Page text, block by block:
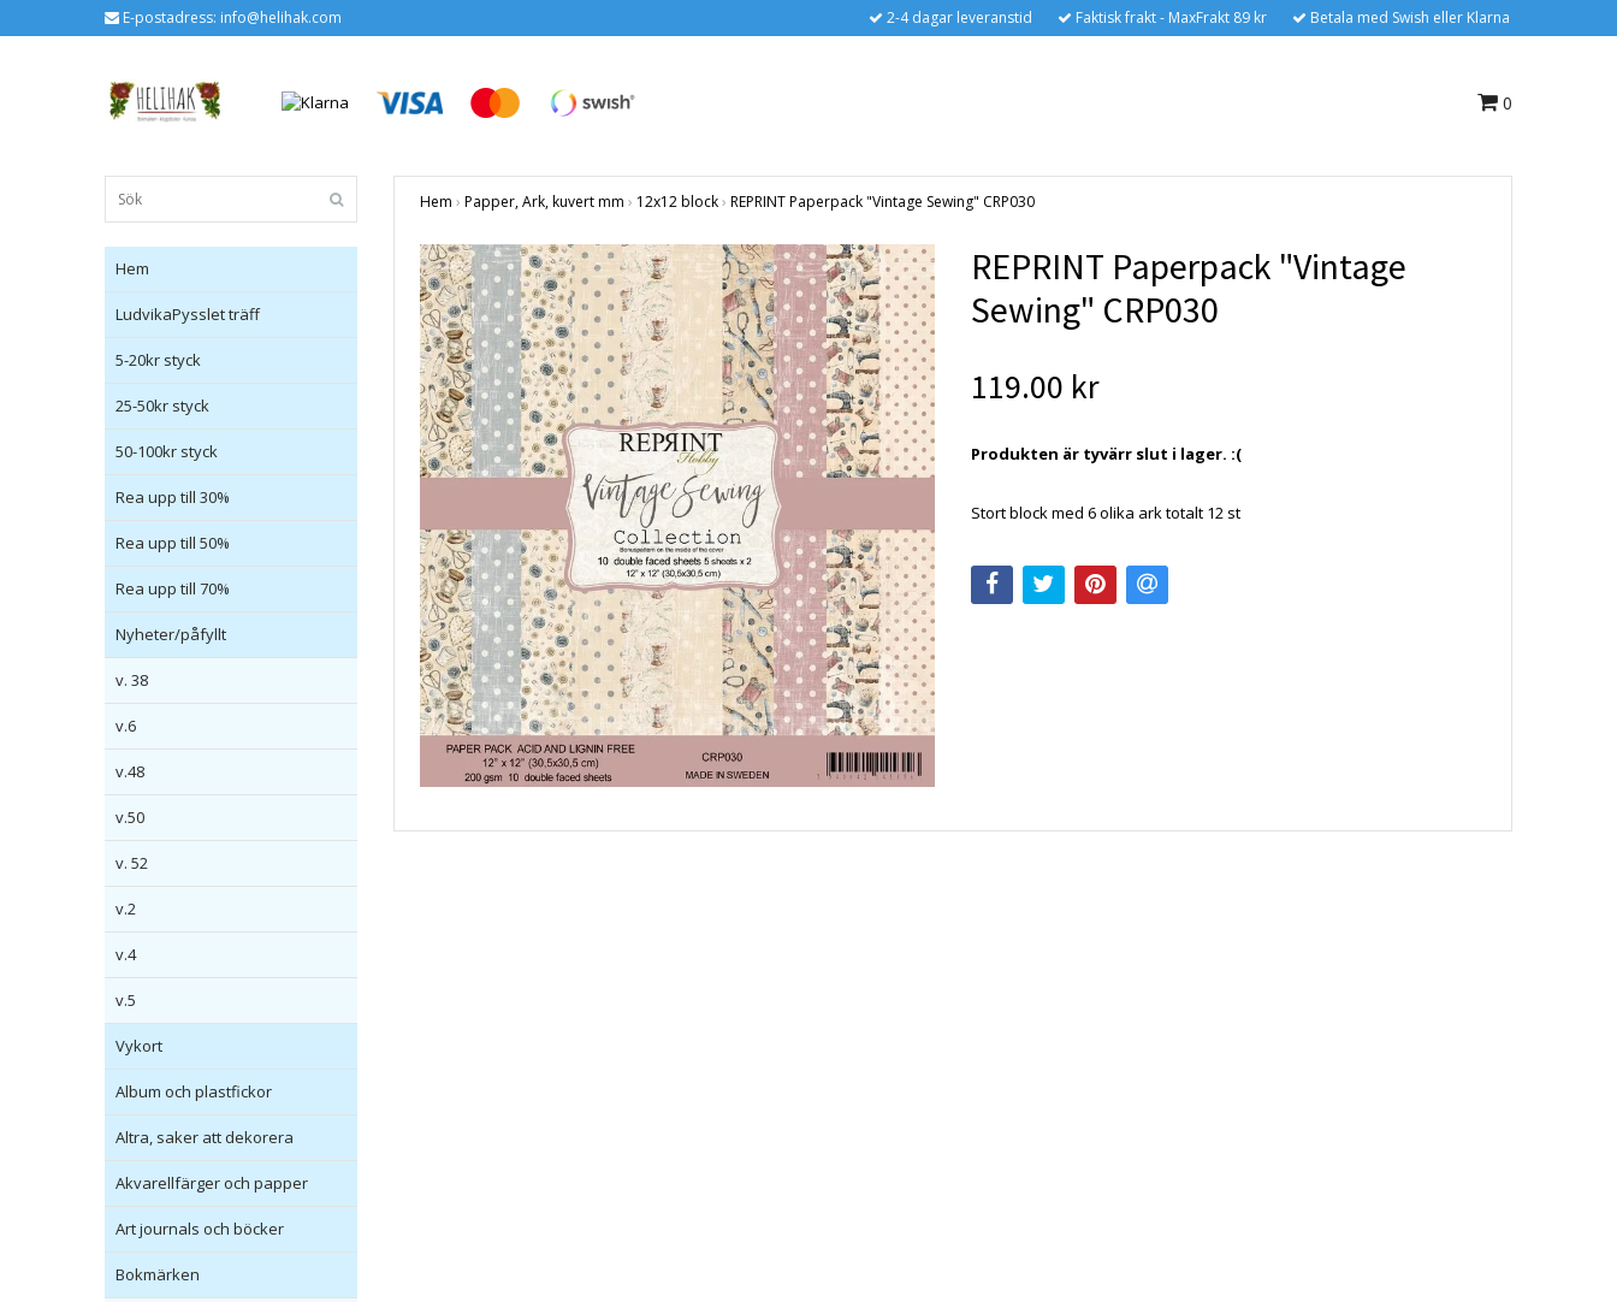
E-postadress: info@helihak.com 2-4 dagar leveranstid Faktisk frakt - MaxFrakt 89 kr Betala med Swish eller Klarna
0
Hem
LudvikaPysslet träff
5-20kr styck
25-50kr styck
50-100kr styck
Rea upp till 30%
Rea upp till 50%
Rea upp till 70%
Nyheter/påfyllt
v. 38
v.6
v.48
v.50
v. 52
v.2
v.4
v.5
Vykort
Album och plastfickor
Altra, saker att dekorera
Akvarellfärger och papper
Art journals och böcker
Bokmärken
Hem › Papper, Ark, kuvert mm › 12x12 block› REPRINT Paperpack "Vintage Sewing" CRP030
REPRINT Paperpack "Vintage
Sewing" CRP030
119.00 kr
Produkten är tyvärr slut i lager. :(
Stort block med 6 olika ark totalt 12 st